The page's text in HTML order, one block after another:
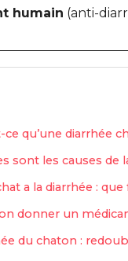
humain (anti-
ce qu’une diarrhée
sont les causes de
a la diarrhée : que
donner un
du chaton :